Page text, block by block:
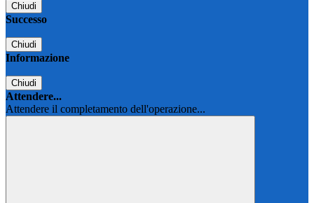
Chiudi
Successo
Chiudi
Informazione
Chiudi
Attendere...
Attendere il completamento dell'operazione...